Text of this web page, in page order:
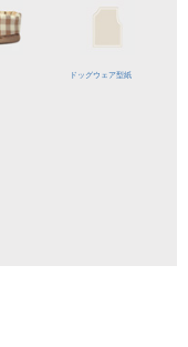
ドッグウェア型紙